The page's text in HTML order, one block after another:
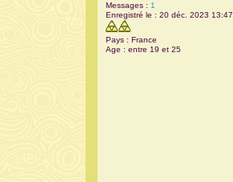
Messages : 1
Enregistré le : 20 déc. 2023 13:47
Pays : France
Age : entre 19 et 25